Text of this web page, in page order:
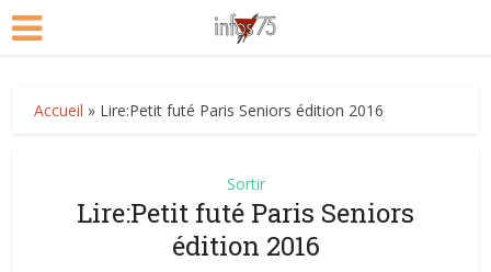
Accueil » Lire:Petit futé Paris Seniors édition 2016
Sortir
Lire:Petit futé Paris Seniors
édition 2016